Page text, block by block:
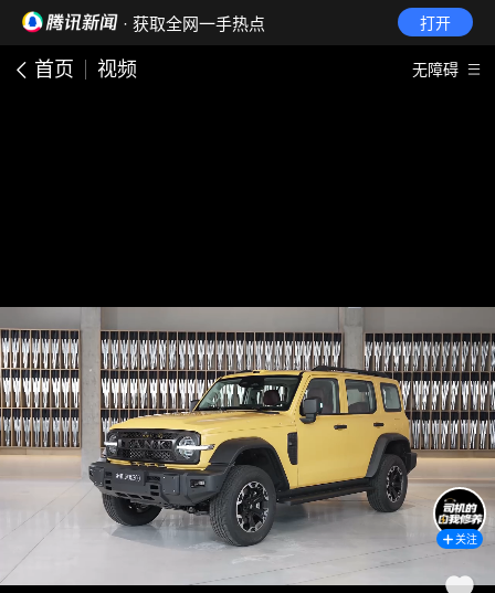
· 获取全网一手热点 打开
首页 视频 无障碍
关注